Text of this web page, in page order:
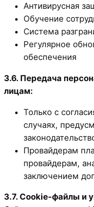
Антивирусная
Обучение
Система
Регулярное
обеспечения
3.6. Передача
лицам:
Только с
случаях,
Провайдерам
провайдерам,
заключением
3.7. Cookie-файлы и